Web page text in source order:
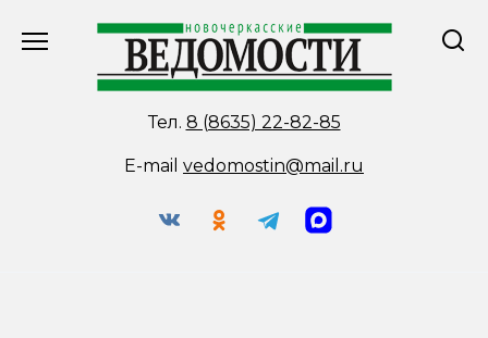
Тел. 8 (8635) 22-82-85
E-mail vedomostin@mail.ru